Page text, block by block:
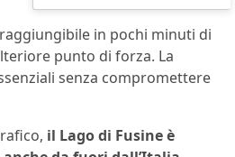
in pochi minuti di
punto di forza. La
senza compromettere
il Lago di Fusine è